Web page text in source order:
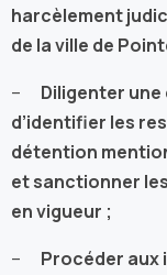
harcèlement
de la ville de
– Diligenter
d’identifier les
détention
et sanctionner
en vigueur ;
– Procéder aux